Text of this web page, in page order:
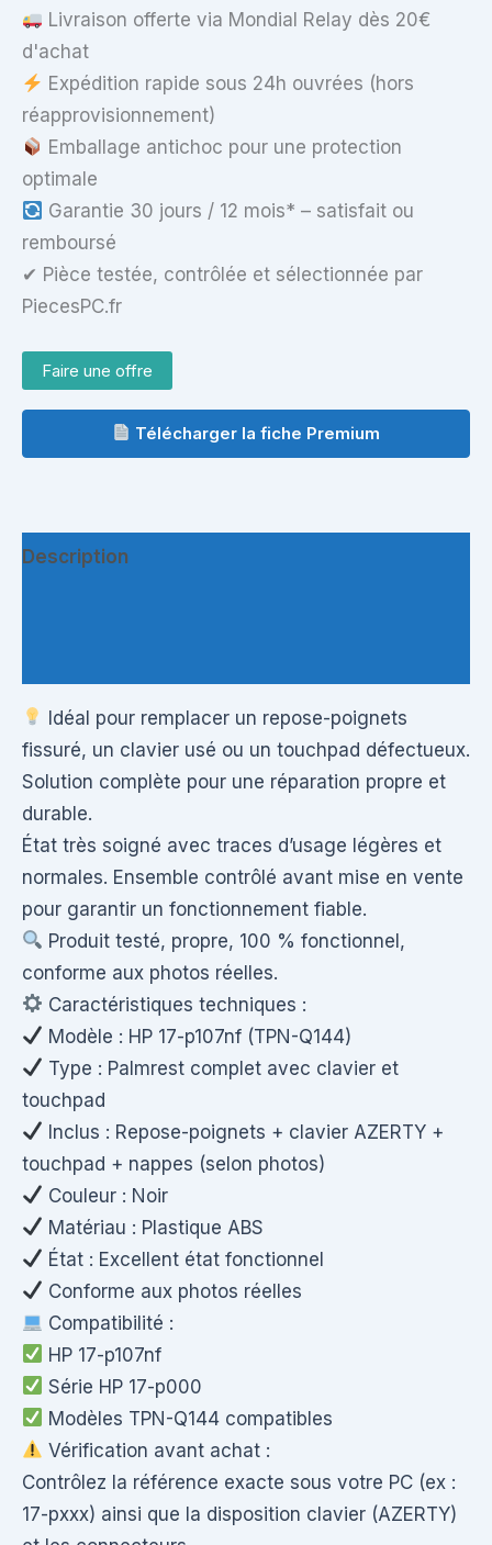
–
Noir
Livraison offerte via Mondial Relay dès 20€
d'achat
Expédition rapide sous 24h ouvrées (hors
réapprovisionnement)
Emballage antichoc pour une protection
optimale
Garantie 30 jours / 12 mois* – satisfait ou
remboursé
✔ Pièce testée, contrôlée et sélectionnée par
PiecesPC.fr
Faire une offre
Télécharger la fiche Premium
Description
Idéal pour remplacer un repose-poignets
fissuré, un clavier usé ou un touchpad défectueux.
Solution complète pour une réparation propre et
durable.
État très soigné avec traces d’usage légères et
normales. Ensemble contrôlé avant mise en vente
pour garantir un fonctionnement fiable.
Produit testé, propre, 100 % fonctionnel,
conforme aux photos réelles.
Caractéristiques techniques :
Modèle : HP 17-p107nf (TPN-Q144)
Type : Palmrest complet avec clavier et
touchpad
Inclus : Repose-poignets + clavier AZERTY +
touchpad + nappes (selon photos)
Couleur : Noir
Matériau : Plastique ABS
État : Excellent état fonctionnel
Conforme aux photos réelles
Compatibilité :
HP 17-p107nf
Série HP 17-p000
Modèles TPN-Q144 compatibles
Vérification avant achat :
Contrôlez la référence exacte sous votre PC (ex :
17-pxxx) ainsi que la disposition clavier (AZERTY)